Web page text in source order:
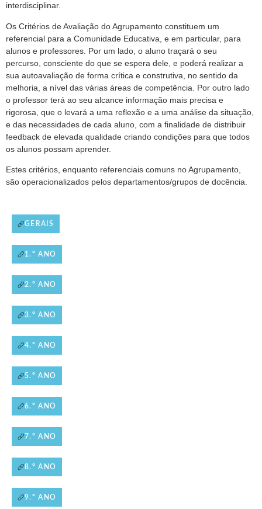
interdisciplinar.
Os Critérios de Avaliação do Agrupamento constituem um
referencial para a Comunidade Educativa, e em particular, para
alunos e professores. Por um lado, o aluno traçará o seu
percurso, consciente do que se espera dele, e poderá realizar a
sua autoavaliação de forma crítica e construtiva, no sentido da
melhoria, a nível das várias áreas de competência. Por outro lado
o professor terá ao seu alcance informação mais precisa e
rigorosa, que o levará a uma reflexão e a uma análise da situação,
e das necessidades de cada aluno, com a finalidade de distribuir
feedback de elevada qualidade criando condições para que todos
os alunos possam aprender.
Estes critérios, enquanto referenciais comuns no Agrupamento,
são operacionalizados pelos departamentos/grupos de docência.
GERAIS
1.º ANO
2.º ANO
3.º ANO
4.º ANO
5.º ANO
6.º ANO
7.º ANO
8.º ANO
9.º ANO